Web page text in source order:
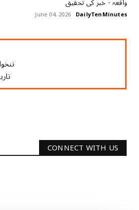
واقعہ - خبر کی تحقیق
DailyTenMinutes
June 04, 2026
CONNECT WITH US